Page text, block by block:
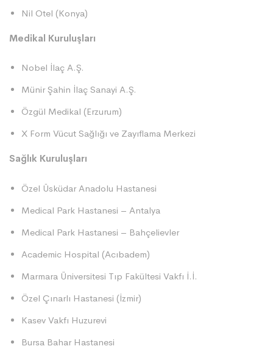
Nil Otel (Konya)
Medikal Kuruluşları
Nobel İlaç A.Ş.
Münir Şahin İlaç Sanayi A.Ş.
Özgül Medikal (Erzurum)
X Form Vücut Sağlığı ve Zayıflama Merkezi
Sağlık Kuruluşları
Özel Üsküdar Anadolu Hastanesi
Medical Park Hastanesi – Antalya
Medical Park Hastanesi – Bahçelievler
Academic Hospital (Acıbadem)
Marmara Üniversitesi Tıp Fakültesi Vakfı İ.İ.
Özel Çınarlı Hastanesi (İzmir)
Kasev Vakfı Huzurevi
Bursa Bahar Hastanesi